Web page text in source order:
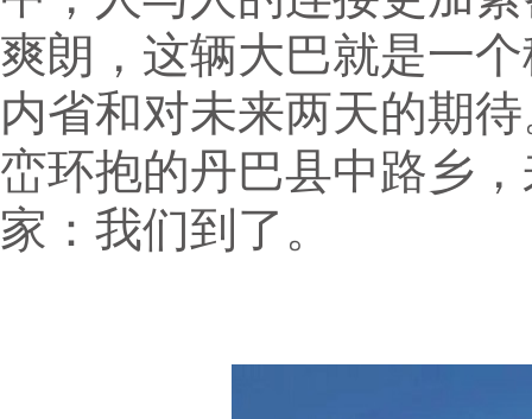
爽朗，这辆大巴就是一
内省和对未来两天的期
峦环抱的丹巴县中路乡
家：我们到了。